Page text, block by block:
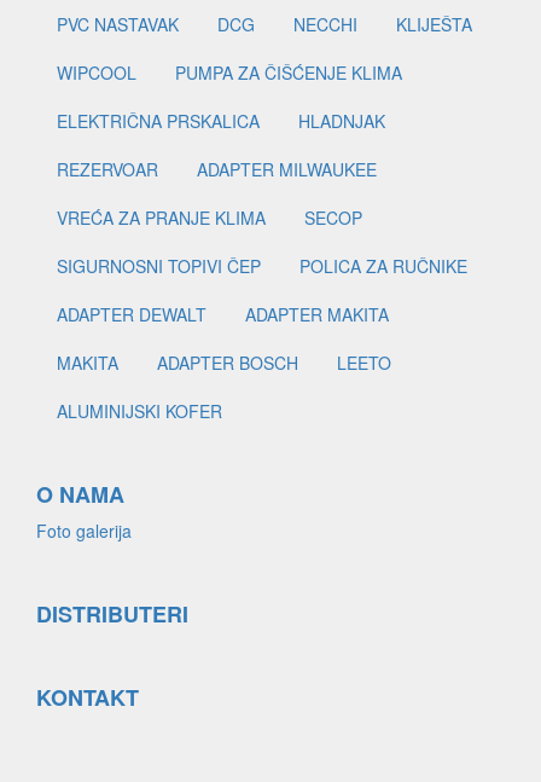
PVC NASTAVAK
DCG NECCHI
KLIJEŠTA
WIPCOOL
PUMPA ZA ČIŠĆENJE KLIMA
ELEKTRIČNA PRSKALICA
HLADNJAK
REZERVOAR
ADAPTER MILWAUKEE
VREĆA ZA PRANJE KLIMA
SECOP
SIGURNOSNI TOPIVI ČEP
POLICA ZA RUČNIKE
ADAPTER DEWALT
ADAPTER MAKITA
MAKITA
ADAPTER BOSCH
LEETO
ALUMINIJSKI KOFER
O NAMA
Foto galerija
DISTRIBUTERI
KONTAKT